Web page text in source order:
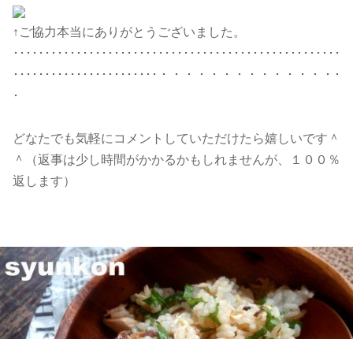
↑ご協力本当にありがとうございました。
････････････････････････････････････････････････････
･･･････････････････････・・・・・・・・・・・・・・･
･
どなたでも気軽にコメントしていただけたら嬉しいです＾
＾（返事は少し時間がかかるかもしれませんが、１００％
返します）